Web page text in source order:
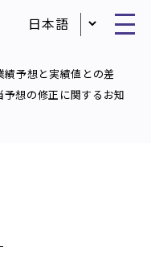
績予想と実績値との差
想の修正に関するお知